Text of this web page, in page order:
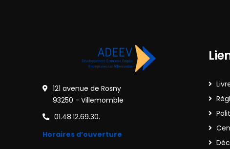
121 avenue de Rosny
93250 - Villemomble
01.48.12.69.30.
Horaires d’ouverture